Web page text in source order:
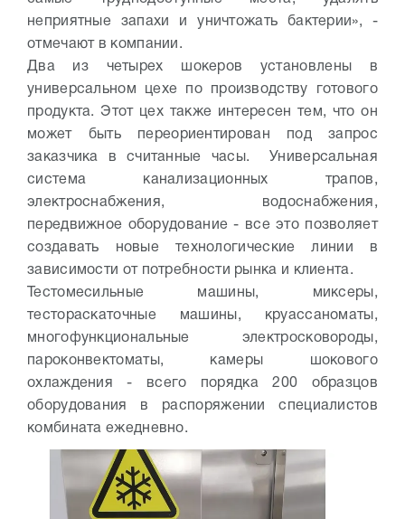
неприятные запахи и уничтожать бактерии», -
отмечают в компании.
Два из четырех шокеров установлены в
универсальном цехе по производству готового
продукта. Этот цех также интересен тем, что он
может быть переориентирован под запрос
заказчика в считанные часы. Универсальная
система канализационных трапов,
электроснабжения, водоснабжения,
передвижное оборудование - все это позволяет
создавать новые технологические линии в
зависимости от потребности рынка и клиента.
Тестомесильные машины, миксеры,
тестораскаточные машины, круассаноматы,
многофункциональные электросковороды,
пароконвектоматы, камеры шокового
охлаждения - всего порядка 200 образцов
оборудования в распоряжении специалистов
комбината ежедневно.